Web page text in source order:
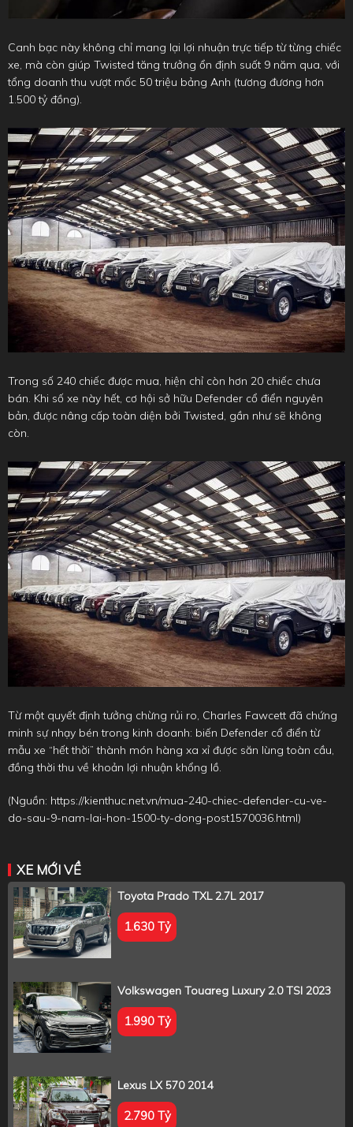
Canh bạc này không chỉ mang lại lợi nhuận trực tiếp từ từng chiếc
xe, mà còn giúp Twisted tăng trưởng ổn định suốt 9 năm qua, với
tổng doanh thu vượt mốc 50 triệu bảng Anh (tương đương hơn
1.500 tỷ đồng).
Trong số 240 chiếc được mua, hiện chỉ còn hơn 20 chiếc chưa
bán. Khi số xe này hết, cơ hội sở hữu Defender cổ điển nguyên
bản, được nâng cấp toàn diện bởi Twisted, gần như sẽ không
còn.
Từ một quyết định tưởng chừng rủi ro, Charles Fawcett đã chứng
minh sự nhạy bén trong kinh doanh: biến Defender cổ điển từ
mẫu xe “hết thời” thành món hàng xa xỉ được săn lùng toàn cầu,
đồng thời thu về khoản lợi nhuận khổng lồ.
(Nguồn: https://kienthuc.net.vn/mua-240-chiec-defender-cu-ve-
do-sau-9-nam-lai-hon-1500-ty-dong-post1570036.html)
XE MỚI VỀ
Toyota Prado TXL 2.7L 2017
1.630 Tỷ
Volkswagen Touareg Luxury 2.0 TSI 2023
1.990 Tỷ
Lexus LX 570 2014
2.790 Tỷ